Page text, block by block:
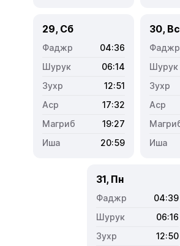
29, Сб
04:36
06:14
12:51
17:32
19:27
20:59
30, Вс
31, Пн
04:39
06:16
12:50